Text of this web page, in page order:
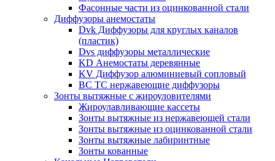
Фасонные части из оцинкованной стали
Диффузоры анемостаты
Dvk Диффузоры для круглых каналов
(пластик)
Dvs диффузоры металлические
KD Анемостаты деревянные
KV Диффузор алюминиевый сопловый
ВС ТС нержавеющие диффузоры
Зонты вытяжные с жироуловителями
Жироулавливающие кассеты
Зонты вытяжные из нержавеющей стали
Зонты вытяжные из оцинкованной стали
Зонты вытяжные лабиринтные
Зонты кованные